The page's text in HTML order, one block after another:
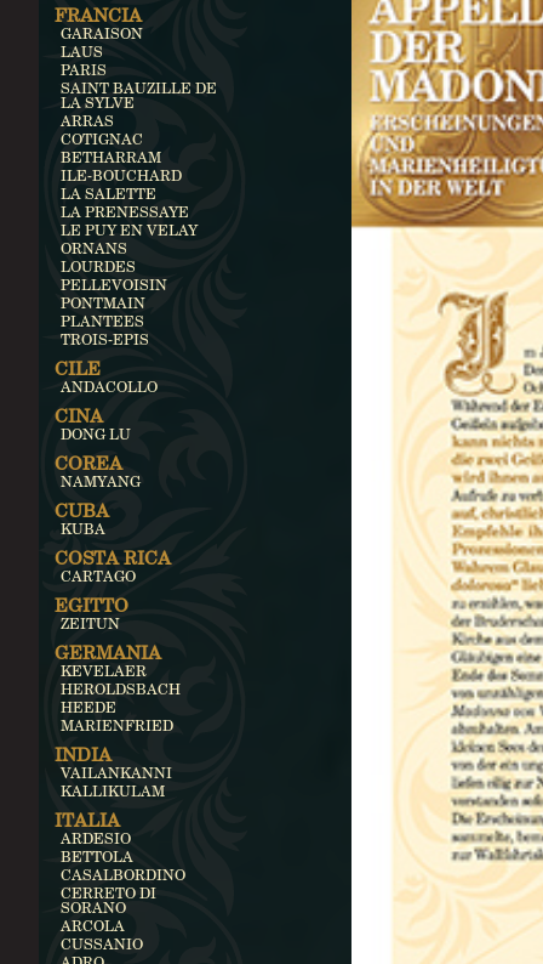
FRANCIA
GARAISON
LAUS
PARIS
SAINT BAUZILLE DE
LA SYLVE
ARRAS
COTIGNAC
BETHARRAM
ILE-BOUCHARD
LA SALETTE
LA PRENESSAYE
LE PUY EN VELAY
ORNANS
LOURDES
PELLEVOISIN
PONTMAIN
PLANTEES
TROIS-EPIS
CILE
ANDACOLLO
CINA
DONG LU
COREA
NAMYANG
CUBA
KUBA
COSTA RICA
CARTAGO
EGITTO
ZEITUN
GERMANIA
KEVELAER
HEROLDSBACH
HEEDE
MARIENFRIED
INDIA
VAILANKANNI
KALLIKULAM
ITALIA
ARDESIO
BETTOLA
CASALBORDINO
CERRETO DI
SORANO
ARCOLA
CUSSANIO